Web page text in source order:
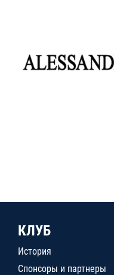
КЛУБ
История
Спонсоры и партнеры